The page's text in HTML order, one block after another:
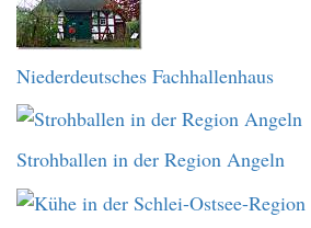
Niederdeutsches Fachhallenhaus
Strohballen in der Region Angeln